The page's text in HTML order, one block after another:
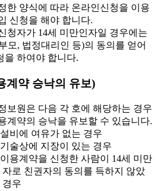
한 양식에 따라 온라인신청을 이용
신청을 해야 합니다.
청자가 14세 미만인자일 경우에는
모, 법정대리인 등)의 동의를 얻어
을 하여야 합니다.
계약 승낙의 유보)
보원은 다음 각 호에 해당하는 경우
계약의 승낙을 유보할 수 있습니다.
비에 여유가 없는 경우
술상에 지장이 있는 경우
용계약을 신청한 사람이 14세 미만
자로 친권자의 동의를 득하지 않았
경우